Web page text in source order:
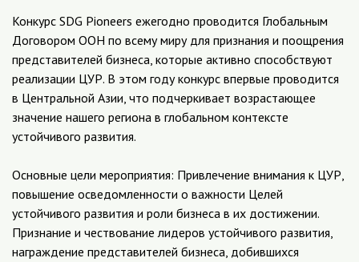
Конкурс SDG Pioneers ежегодно проводится Глобальным
Договором ООН по всему миру для признания и поощрения
представителей бизнеса, которые активно способствуют
реализации ЦУР. В этом году конкурс впервые проводится
в Центральной Азии, что подчеркивает возрастающее
значение нашего региона в глобальном контексте
устойчивого развития.
Основные цели мероприятия: Привлечение внимания к ЦУР,
повышение осведомленности о важности Целей
устойчивого развития и роли бизнеса в их достижении.
Признание и чествование лидеров устойчивого развития,
награждение представителей бизнеса, добившихся